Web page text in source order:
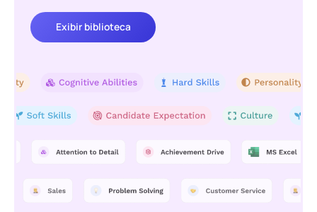
Exibir biblioteca